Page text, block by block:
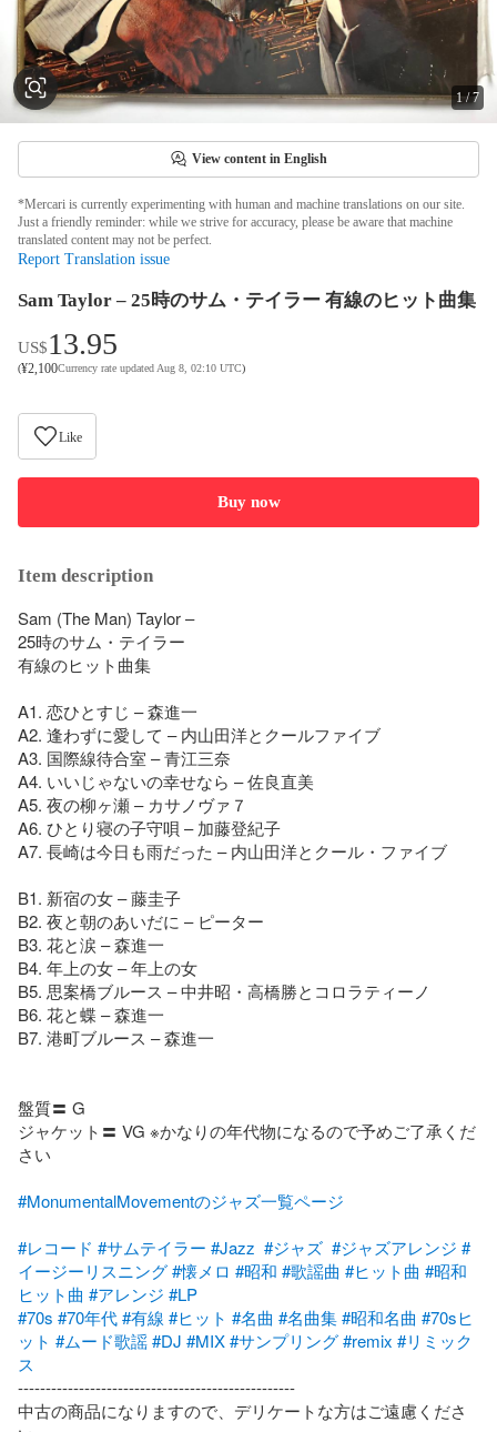
1/7
View content in English
*Mercari is currently experimenting with human and machine translations on our site.
Just a friendly reminder: while we strive for accuracy, please be aware that machine
translated content may not be perfect.
Report Translation issue
Sam Taylor – 25時のサム・テイラー 有線のヒット曲集
US$13.95
(¥2,100Currency rate updated Aug 8, 02:10 UTC)
Like
Buy now
Item description
Sam (The Man) Taylor –
25時のサム・テイラー
有線のヒット曲集
A1. 恋ひとすじ – 森進一
A2. 逢わずに愛して – 内山田洋とクールファイブ
A3. 国際線待合室 – 青江三奈
A4. いいじゃないの幸せなら – 佐良直美
A5. 夜の柳ヶ瀬 – カサノヴァ７
A6. ひとり寝の子守唄 – 加藤登紀子
A7. 長崎は今日も雨だった – 内山田洋とクール・ファイブ
B1. 新宿の女 – 藤圭子
B2. 夜と朝のあいだに – ピーター
B3. 花と涙 – 森進一
B4. 年上の女 – 年上の女
B5. 思案橋ブルース – 中井昭・高橋勝とコロラティーノ
B6. 花と蝶 – 森進一
B7. 港町ブルース – 森進一
盤質〓 G
ジャケット〓 VG ※かなりの年代物になるので予めご了承くだ
さい
#MonumentalMovementのジャズ一覧ページ
#レコード #サムテイラー #Jazz #ジャズ #ジャズアレンジ #
イージーリスニング#懐メロ #昭和 #歌謡曲 #ヒット曲 #昭和
ヒット曲 #アレンジ #LP
#70s #70年代#有線 #ヒット #名曲 #名曲集#昭和名曲 #70sヒ
ット #ムード歌謡#DJ #MIX#サンプリング#remix #リミック
ス
--------------------------------------------------
中古の商品になりますので、デリケートな方はご遠慮くださ